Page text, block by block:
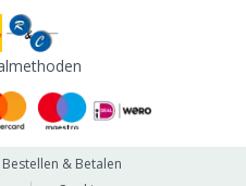
Bestellen & Betalen